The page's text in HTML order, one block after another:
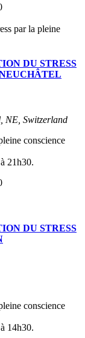
DU STRESS
NE, Switzerland
conscience
21h30.
DU STRESS
conscience
14h30.